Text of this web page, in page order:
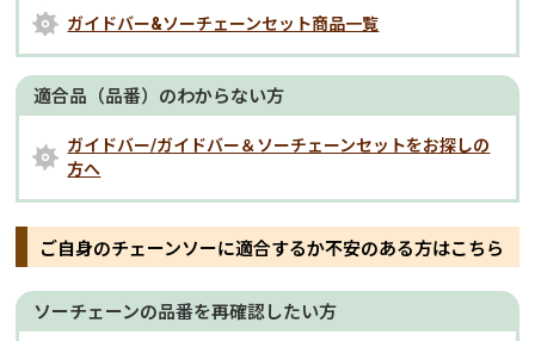
ガイドバー&ソーチェーンセット商品一覧
適合品（品番）のわからない方
ガイドバー/ガイドバー＆ソーチェーンセットをお探しの
方へ
ご自身のチェーンソーに適合するか不安のある方はこちら
ソーチェーンの品番を再確認したい方